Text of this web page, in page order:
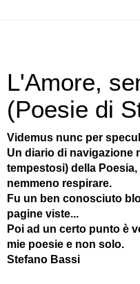
L'Amore,
(Poesie di
Videmus nunc per
Un diario di navigazione
tempestosi) della
nemmeno respirare.
Fu un ben conosciuto
pagine viste...
Poi ad un certo punto è
mie poesie e non solo.
Stefano Bassi